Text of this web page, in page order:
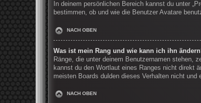
In deinem persönlichen Bereich kannst du unter
bestimmen, ob und wie die Benutzer Avatare
NACH OBEN
Was ist mein Rang und wie kann ich ihn
Ränge, die unter deinem Benutzernamen stehen,
kannst du den Wortlaut eines Ranges nicht direkt
meisten Boards dulden dieses Verhalten nicht
NACH OBEN